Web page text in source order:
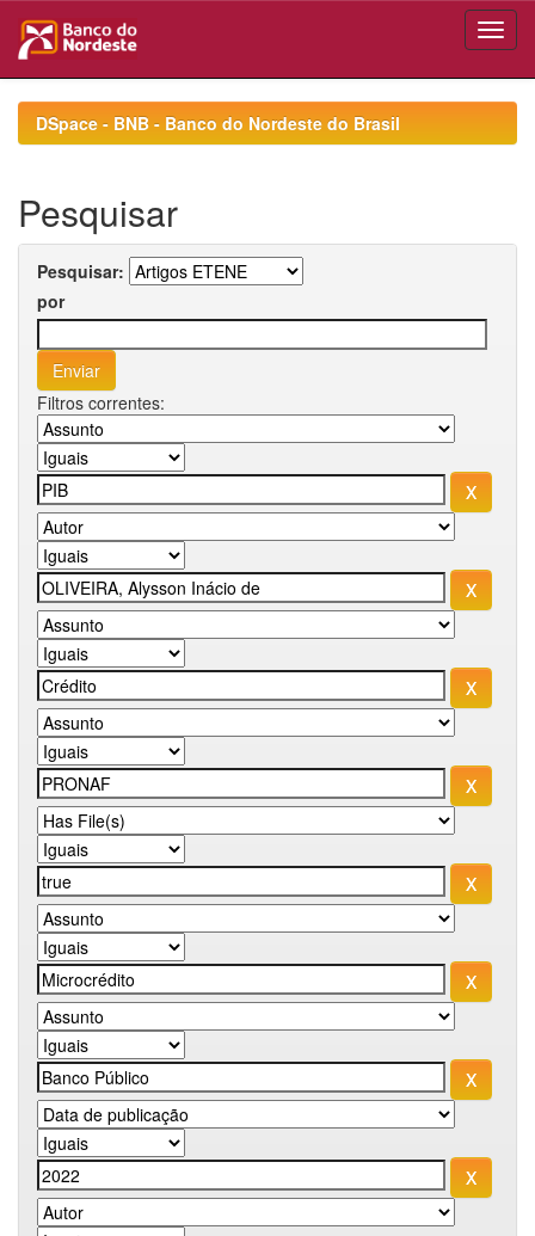
navigationDSpace - BNB - Banco do Nordeste do Brasil
Pesquisar
Pesquisar:
por
Filtros correntes: